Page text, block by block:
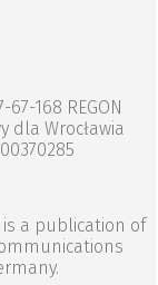
168 REGON
dla Wrocławia
is a publication of